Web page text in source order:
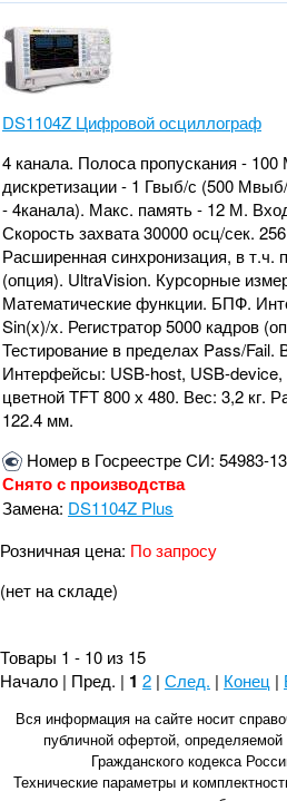
DS1104Z Цифровой осциллограф
4 канала. Полоса пропускания -
дискретизации - 1 Гвыб/с (500
- 4канала). Макс. память - 12 М.
Скорость захвата 30000 осц/сек.
Расширенная синхронизация, в т.ч.
(опция). UltraVision. Курсорные
Математические функции. БПФ.
Sin(x)/x. Регистратор 5000 кадров
Тестирование в пределах Pass/Fail.
Интерфейсы: USB-host, USB-
цветной TFT 800 х 480. Вес: 3,2 кг.
122.4 мм.
Номер в Госреестре СИ: 54983-13
Снято с производства
Замена: DS1104Z Plus
Розничная цена: По запросу
(нет на складе)
Товары 1 - 10 из 15
Начало | Пред. | 1 2 | След. | Конец |
Вся информация на сайте носит
публичной офертой,
Гражданского кодекса
Технические параметры и